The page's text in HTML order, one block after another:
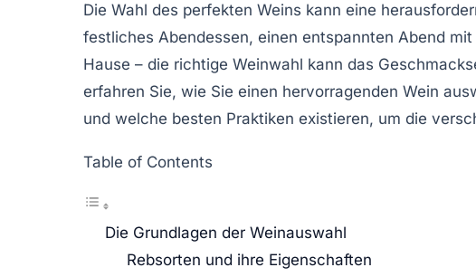
Die Wahl des perfekten Weins kann eine
festliches Abendessen, einen entspannten Abend
Hause – die richtige Weinwahl kann das
erfahren Sie, wie Sie einen hervorragenden Wein
und welche besten Praktiken existieren, um die
Table of Contents
Die Grundlagen der Weinauswahl
Rebsorten und ihre Eigenschaften